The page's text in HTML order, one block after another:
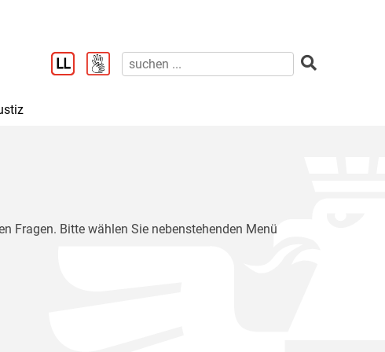
Fragen. Bitte wählen Sie nebenstehenden Menü